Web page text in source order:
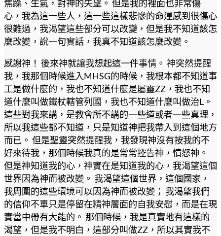
焦躁、生氣，對神的失望。 但是我的裡面也非常傷
心，我為這一些人，這一些這樣悲慘的命運感到很傷心
很難過，我渴望這些部分可以改變，但是我不知道該怎
麼改變，說一句實話，我真不知道該怎麼改變。
感謝神！ 後來神就讓我想起這一件事情。 神突然提醒
我，我那個時候進入MHSG的時候，我根本都不知道事
工是做什麼的，我也不知道什麼是屬靈ZZ，我也不知
道什麼叫做鐵杖轄管列國，我也不知道什麼叫做治L。
這些對我來講，是教會所不講的一些道或者一些真理，
所以我這些都不知道，只是知道神把我帶入到這個地方
而已。 但是聖靈突然提醒我，我發現神沒有按我的不
好來待我，那個時候我真的是常常控告神，憤怒神。
但是神知道我的心，神實在是知道我的心，我渴望這個
世界因為神而被改變。 我渴望這個世界，這個國家，
我周圍的這些環境可以因為神而被改變； 我渴望我們
的信仰不單只是停留在精神層面的自我安慰，而是在現
實當中帶有大能的。 那個時候，我是真實地有這樣的
渴望，但是我不明白，這部分叫做ZZ，所以其實我不